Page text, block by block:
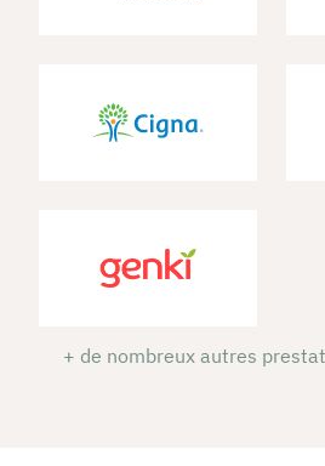
+ de nombreux autres